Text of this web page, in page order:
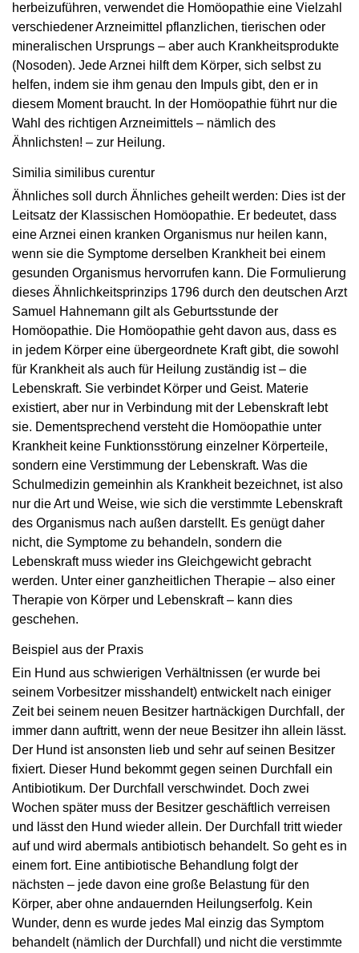
herbeizuführen, verwendet die Homöopathie eine Vielzahl
verschiedener Arzneimittel pflanzlichen, tierischen oder
mineralischen Ursprungs – aber auch Krankheitsprodukte
(Nosoden). Jede Arznei hilft dem Körper, sich selbst zu
helfen, indem sie ihm genau den Impuls gibt, den er in
diesem Moment braucht. In der Homöopathie führt nur die
Wahl des richtigen Arzneimittels – nämlich des
Ähnlichsten! – zur Heilung.
Similia similibus curentur
Ähnliches soll durch Ähnliches geheilt werden: Dies ist der
Leitsatz der Klassischen Homöo­pathie. Er bedeutet, dass
eine Arznei einen kranken Organismus nur heilen kann,
wenn sie die Symptome derselben Krankheit bei einem
gesunden Organismus hervorrufen kann. Die Formulierung
dieses Ähnlichkeitsprinzips 1796 durch den deutschen Arzt
Samuel Hahnemann gilt als Geburtsstunde der
Homöopathie. Die Homöopathie geht davon aus, dass es
in jedem Körper eine übergeordnete Kraft gibt, die sowohl
für Krankheit als auch für Heilung zuständig ist – die
Lebenskraft. Sie verbindet Körper und Geist. Materie
existiert, aber nur in Verbindung mit der Lebenskraft lebt
sie. Dementsprechend versteht die Homöopathie unter
Krankheit keine Funktionsstörung einzelner Körperteile,
sondern eine Verstimmung der Lebenskraft. Was die
Schulmedizin gemeinhin als Krankheit bezeichnet, ist also
nur die Art und Weise, wie sich die verstimmte Lebenskraft
des Organismus nach außen darstellt. Es genügt daher
nicht, die Symptome zu behandeln, sondern die
Lebenskraft muss wieder ins Gleichgewicht gebracht
werden. Unter einer ganzheitlichen Therapie – also einer
Therapie von Körper und Lebenskraft – kann dies
geschehen.
Beispiel aus der Praxis
Ein Hund aus schwierigen Verhältnissen (er wurde bei
seinem Vorbesitzer misshandelt) entwickelt nach einiger
Zeit bei seinem neuen Besitzer hartnäckigen Durchfall, der
immer dann auftritt, wenn der neue Besitzer ihn allein lässt.
Der Hund ist ansonsten lieb und sehr auf seinen Besitzer
fixiert. Dieser Hund bekommt gegen seinen Durchfall ein
Antibiotikum. Der Durchfall verschwindet. Doch zwei
Wochen später muss der Besitzer geschäftlich verreisen
und lässt den Hund wieder allein. Der Durchfall tritt wieder
auf und wird abermals antibiotisch behandelt. So geht es in
einem fort. Eine antibiotische Behandlung folgt der
nächsten – jede davon eine große Belastung für den
Körper, aber ohne andauernden Heilungserfolg. Kein
Wunder, denn es wurde jedes Mal einzig das Symptom
behandelt (nämlich der Durchfall) und nicht die verstimmte